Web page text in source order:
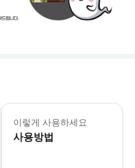
✅[예약 확정 이후 파트너에게 남겨
이렇게 사용하세요
사용방법